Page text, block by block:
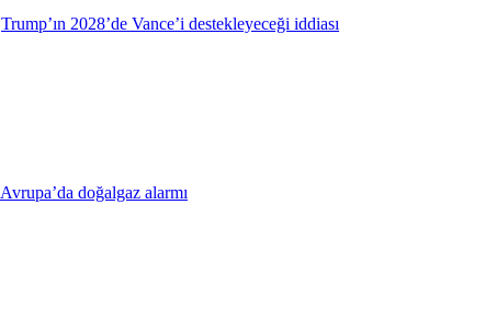
Trump’ın 2028’de Vance’i destekleyeceği iddiası
Avrupa’da doğalgaz alarmı